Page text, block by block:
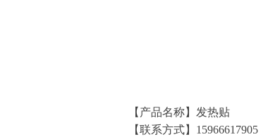
【产品名称】发热贴
【联系方式】15966617905